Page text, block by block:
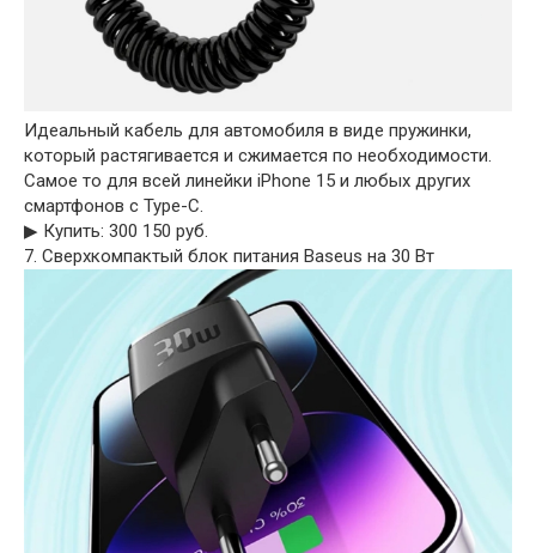
Идеальный кабель для автомобиля в виде пружинки,
который растягивается и сжимается по необходимости.
Самое то для всей линейки iPhone 15 и любых других
смартфонов с Type-C.
▶︎ Купить: 300 150 руб.
7. Сверхкомпактый блок питания Baseus на 30 Вт